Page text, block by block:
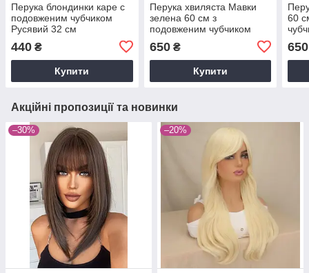
Перука блондинки каре c
подовженим чубчиком
Русявий 32 см
440 ₴
Купити
Перука хвиляста Мавки
зелена 60 см з
подовженим чубчиком
650₴
Купити
60
650
Акційні пропозиції та новинки
–30% –20%